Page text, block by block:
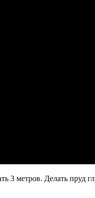
3 метров. Делать пруд